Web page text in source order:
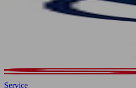
Service